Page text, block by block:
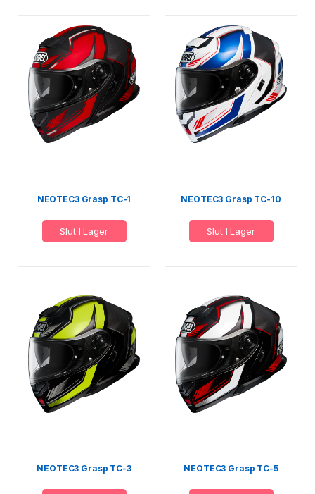
NEOTEC3 Grasp TC-1
Slut I Lager
NEOTEC3 Grasp TC-10
Slut I Lager
NEOTEC3 Grasp TC-3 NEOTEC3 Grasp TC-5